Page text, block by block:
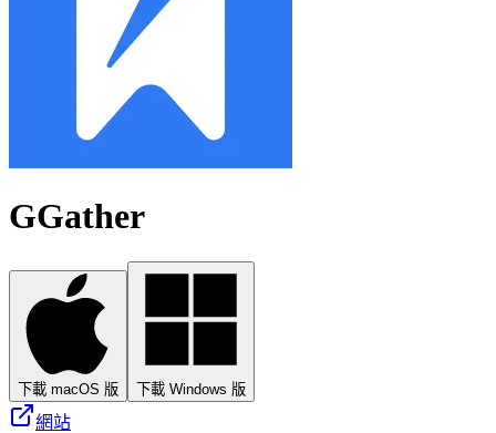
GGather
下載 macOS 版 下載 Windows 版
網站